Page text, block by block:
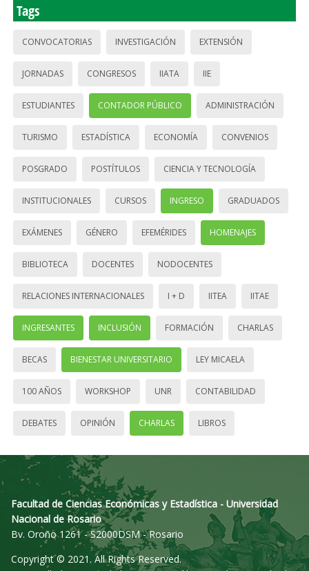
Tags
CONVOCATORIAS INVESTIGACIÓN EXTENSIÓN
JORNADAS CONGRESOS IIATA IIE
ESTUDIANTES CONTADOR PÚBLICO ADMINISTRACIÓN
TURISMO ESTADÍSTICA ECONOMÍA CONVENIOS
POSGRADO POSTÍTULOS CIENCIA Y TECNOLOGÍA
INSTITUCIONALES CURSOS INGRESO GRADUADOS
EXÁMENES GÉNERO EFEMÉRIDES HOMENAJES
BIBLIOTECA DOCENTES NODOCENTES
RELACIONES INTERNACIONALES I + D IITEA IITAE
INGRESANTES INCLUSIÓN FORMACIÓN CHARLAS
BECAS BIENESTAR UNIVERSITARIO LEY MICAELA
100 AÑOS WORKSHOP UNR CONTABILIDAD
DEBATES OPINIÓN CHARLAS LIBROS
Facultad de Ciencias Económicas y Estadística - Universidad
Nacional de Rosario
Bv. Oroño 1261 - S2000DSM - Rosario
Copyright © 2021. All Rights Reserved.